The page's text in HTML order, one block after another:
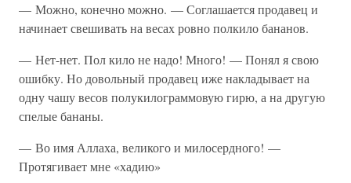
— Можно, конечно можно. — Соглашается продавец и
начинает свешивать на весах ровно полкило бананов.
— Нет-нет. Пол кило не надо! Много! — Понял я свою
ошибку. Но довольный продавец иже накладывает на
одну чашу весов полукилограммовую гирю, а на другую
спелые бананы.
— Во имя Аллаха, великого и милосердного! —
Протягивает мне «хадию»